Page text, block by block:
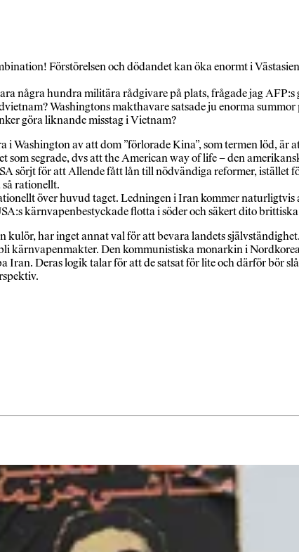
Förstörelsen och dödandet kan öka enormt i
några hundra militära rådgivare på plats, frågade jag
Washingtons makthavare satsade ju enorma
göra liknande misstag i Vietnam?
i Washington av att dom ”förlorade Kina”, som termen löd,
som segrade, dvs att the American way of life – den
sörjt för att Allende fått lån till nödvändiga reformer, istället
rationellt.
över huvud taget. Ledningen i Iran kommer
kärnvapenbestyckade flotta i söder och säkert dito
kulör, har inget annat val för att bevara landets
kärnvapenmakter. Den kommunistiska monarkin i
Iran. Deras logik talar för att de satsat för lite och därför bör